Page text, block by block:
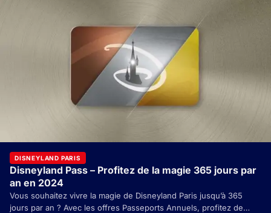
DISNEYLAND PARIS
Disneyland Pass – Profitez de la magie 365 jours par
an en 2024
Vous souhaitez vivre la magie de Disneyland Paris jusqu’à 365
jours par an ? Avec les offres Passeports Annuels, profitez de